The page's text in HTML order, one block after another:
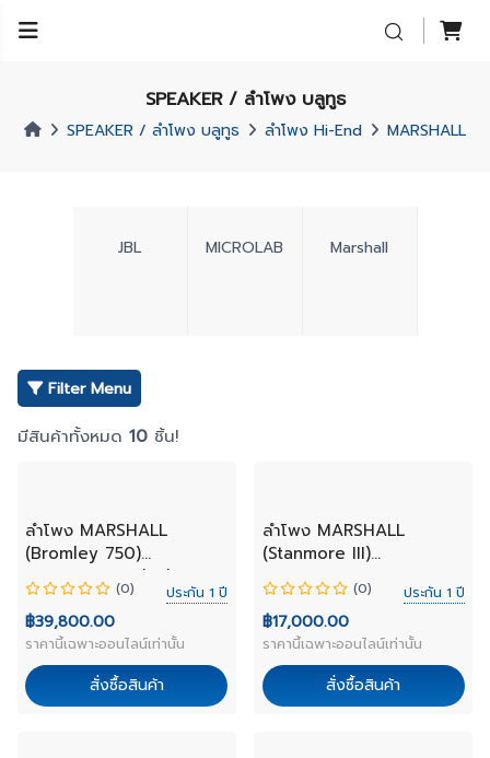
SPEAKER / ลำโพง บลูทูธ
SPEAKER / ลำโพง บลูทูธ ลำโพง Hi-End MARSHALL
JBL MICROLAB Marshall
Filter Menu
มีสินค้าทั้งหมด 10ชิ้น!
ลำโพง MARSHALL
(Bromley 750)
BLUETOOTH Black
(0) ประกัน 1 ปี
฿39,800.00
ราคานี้เฉพาะออนไลน์เท่านั้น
สั่งซื้อสินค้า
ลำโพง MARSHALL
(Stanmore III)
BLUETOOTH Cream
(0) ประกัน 1 ปี
฿17,000.00
ราคานี้เฉพาะออนไลน์เท่านั้น
สั่งซื้อสินค้า